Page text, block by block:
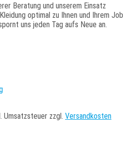
Beratung und unserem Einsatz
optimal zu Ihnen und Ihrem Job
uns jeden Tag aufs Neue an.
Umsatzsteuer zzgl. Versandkosten